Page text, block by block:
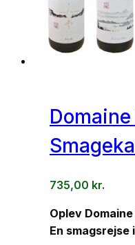
735,00 kr.
Oplev
En smagsrejse